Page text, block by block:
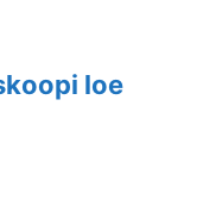
loe